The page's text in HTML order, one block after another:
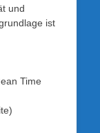
und
ist
Time